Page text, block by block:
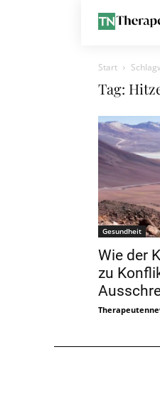
Start
Tag:
Gesundheit
Wie der
zu